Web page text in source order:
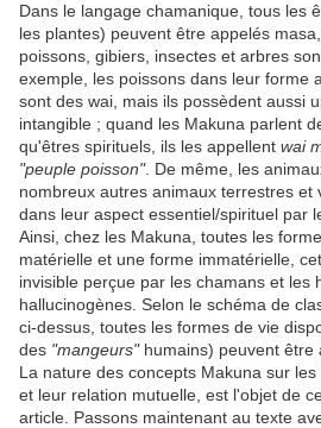
Dans le langage chamanique, tous les
les plantes) peuvent être appelés
poissons, gibiers, insectes et arbres
exemple, les poissons dans leur forme
sont des wai, mais ils possèdent aussi
intangible ; quand les Makuna parlent
qu'êtres spirituels, ils les appellent wai
"peuple poisson". De même, les
nombreux autres animaux terrestres et
dans leur aspect essentiel/spirituel par
Ainsi, chez les Makuna, toutes les
matérielle et une forme immatérielle,
invisible perçue par les chamans et les
hallucinogènes. Selon le schéma de
ci-dessus, toutes les formes de vie
des "mangeurs"humains) peuvent être
La nature des concepts Makuna sur les
et leur relation mutuelle, est l'objet de
article. Passons maintenant au texte